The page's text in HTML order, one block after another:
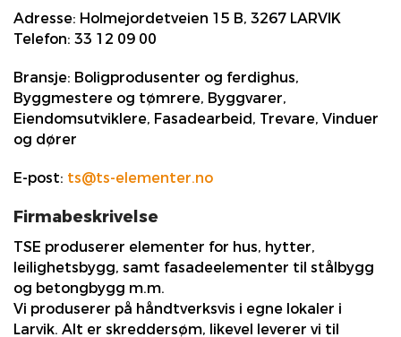
Adresse: Holmejordetveien 15 B, 3267 LARVIK
Telefon: 33 12 09 00
Bransje: Boligprodusenter og ferdighus,
Byggmestere og tømrere, Byggvarer,
Eiendomsutviklere, Fasadearbeid, Trevare, Vinduer
og dører
E-post: ts@ts-elementer.no
Firmabeskrivelse
TSE produserer elementer for hus, hytter,
leilighetsbygg, samt fasadeelementer til stålbygg
og betongbygg m.m.
Vi produserer på håndtverksvis i egne lokaler i
Larvik. Alt er skreddersøm, likevel leverer vi til